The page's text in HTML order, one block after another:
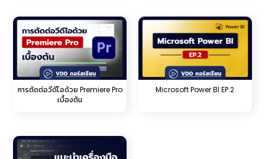
การตัดต่อวีดีโอด้วย Premiere Pro
เบื้องต้น
Microsoft Power BI EP.2